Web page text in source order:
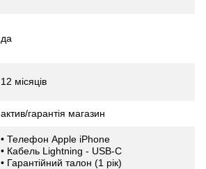
да
12 місяців
актив/гарантія магазин
• Телефон Apple iPhone
• Кабель Lightning - USB-C
• Гарантійний талон (1 рік)